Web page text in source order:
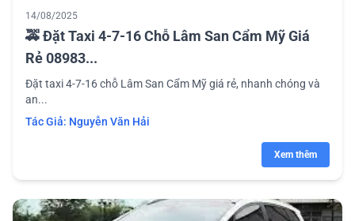
14/08/2025
🚕 Đặt Taxi 4-7-16 Chỗ Lâm San Cẩm Mỹ Giá
Rẻ 08983...
Đặt taxi 4-7-16 chỗ Lâm San Cẩm Mỹ giá rẻ, nhanh chóng và
an...
Tác Giả: Nguyễn Văn Hải
Xem thêm